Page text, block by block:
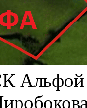
Альфой